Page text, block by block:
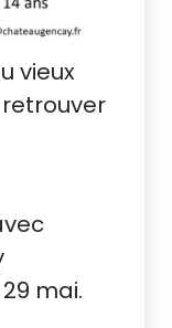
vieux
mai.